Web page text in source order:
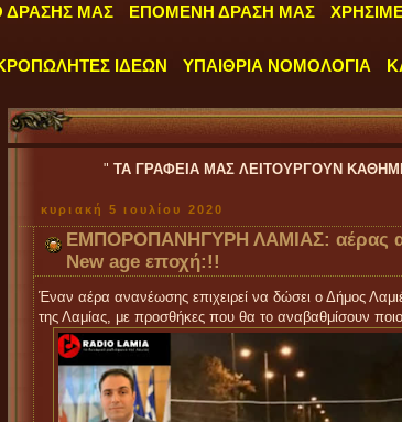
ΔΡΑΣΗΣ ΜΑΣ ΕΠΟΜΕΝΗ ΔΡΑΣΗ ΜΑΣ
ΙΔΕΩΝ ΥΠΑΙΘΡΙΑ ΝΟΜΟΛΟΓΙΑ
ΤΑ ΓΡΑΦΕΙΑ ΜΑΣ ΛΕΙΤΟΥΡΓΟΥΝ ΚΑΘΗΜΕΡΙΝΑ ΑΠΟ
κυριακή 5 ιουλίου 2020
ΕΜΠΟΡΟΠΑΝΗΓΥΡΗ ΛΑΜΙΑΣ: αέρας
New age εποχή:!!
Έναν αέρα ανανέωσης επιχειρεί να δώσει ο Δήμος
της Λαμίας, με προσθήκες που θα το αναβαθμίσουν